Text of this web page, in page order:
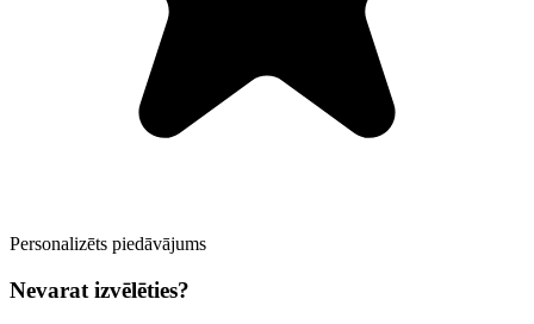
Personalizēts piedāvājums
Nevarat izvēlēties?